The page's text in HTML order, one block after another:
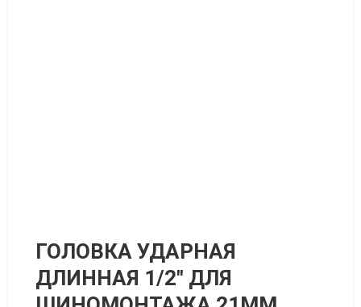
ГОЛОВКА УДАРНАЯ
ДЛИННАЯ 1/2″ ДЛЯ